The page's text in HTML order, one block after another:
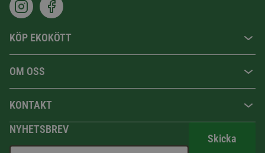
KÖP EKOKÖTT
OM OSS
KONTAKT
NYHETSBREV
Skicka